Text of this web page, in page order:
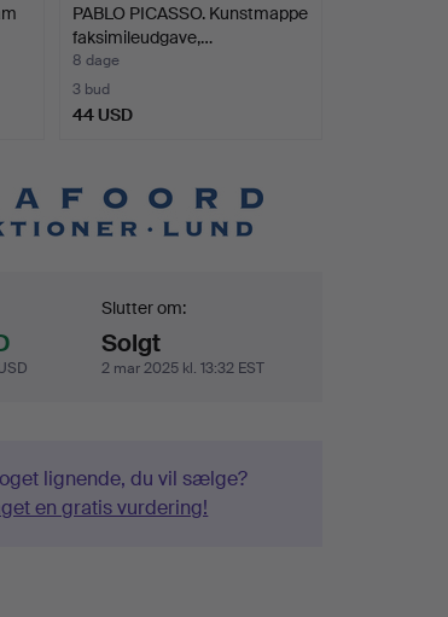
PABLO PICASSO. Kunstmappe
faksimileudgave,…
8 dage
3 bud
44 USD
Slutter om:
Solgt
2 mar 2025 kl. 13:32 EST
lignende, du vil sælge?
en gratis vurdering!